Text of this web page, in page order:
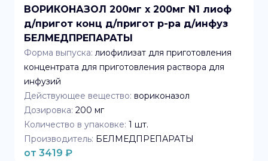
ВОРИКОНАЗОЛ 200мг x 200мг N1 лиоф
д/пригот конц д/пригот р-ра д/инфуз
БЕЛМЕДПРЕПАРАТЫ
Форма выпуска: лиофилизат для приготовления
концентрата для приготовления раствора для
инфузий
Действующее вещество: вориконазол
Дозировка: 200 мг
Количество в упаковке: 1 шт.
Производитель: БЕЛМЕДПРЕПАРАТЫ
от 3419 ₽